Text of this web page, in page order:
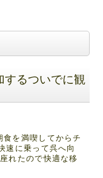
するついでに観
を満喫してからチ
速に乗って呉へ向
れたので快適な移